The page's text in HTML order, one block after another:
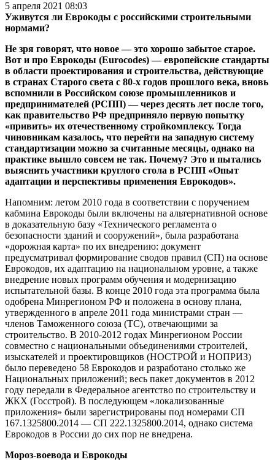
5 апреля 2021 08:03
Уживутся ли Еврокоды с российскими строительными
нормами?
Не зря говорят, что новое — это хорошо забытое старое.
Вот и про Еврокоды (Eurocodes) — европейские стандарты
в области проектирования и строительства, действующие
в странах Старого света с 80-х годов прошлого века, вновь
вспомнили в Российском союзе промышленников и
предпринимателей (РСПП) — через десять лет после того,
как правительство РФ предприняло первую попытку
«привить» их отечественному стройкомплексу. Тогда
чиновникам казалось, что перейти на западную систему
стандартизации можно за считанные месяцы, однако на
практике вышло совсем не так. Почему? Это и пытались
выяснить участники круглого стола в РСПП «Опыт
адаптации и перспективы применения Еврокодов».
Напомним: летом 2010 года в соответствии с поручением
кабмина Еврокоды были включены на альтернативной основе
в доказательную базу «Технического регламента о
безопасности зданий и сооружений», была разработана
«дорожная карта» по их внедрению: документ
предусматривал формирование сводов правил (СП) на основе
Еврокодов, их адаптацию на национальном уровне, а также
внедрение новых программ обучения и модернизацию
испытательной базы. В конце 2010 года эта программа была
одобрена Минрегионом РФ и положена в основу плана,
утвержденного в апреле 2011 года министрами стран —
членов Таможенного союза (ТС), отвечающими за
строительство. В 2010-2012 годах Минрегионом России
совместно с национальными объединениями строителей,
изыскателей и проектировщиков (НОСТРОЙ и НОПРИЗ)
было переведено 58 Еврокодов и разработано столько же
Национальных приложений; весь пакет документов в 2012
году передали в Федеральное агентство по строительству и
ЖКХ (Госстрой). В последующем «локализованные
приложения» были зарегистрированы под номерами СП
167.1325800.2014 — СП 222.1325800.2014, однако система
Еврокодов в России до сих пор не внедрена.
Мороз-воевода и Еврокоды